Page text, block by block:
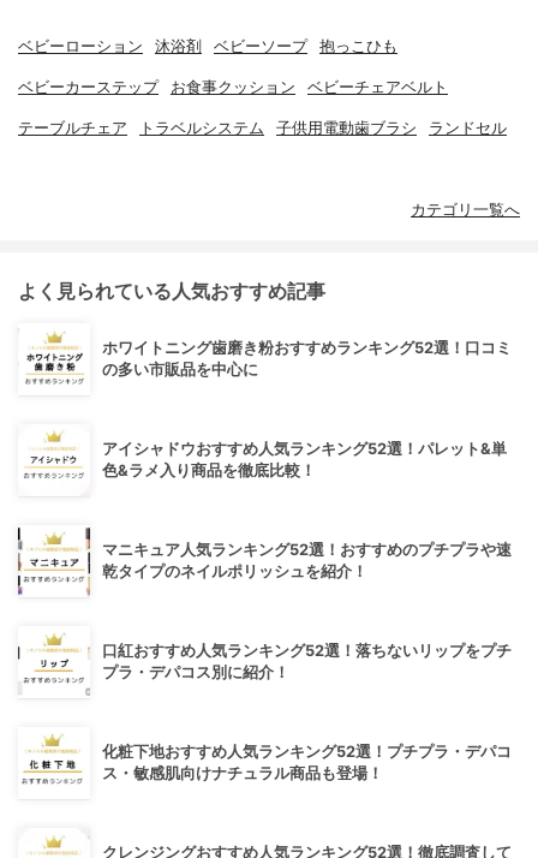
ベビーローション 沐浴剤 ベビーソープ 抱っこひも
ベビーカーステップ お食事クッション ベビーチェアベルト
テーブルチェア トラベルシステム 子供用電動歯ブラシ ランドセル
カテゴリ一覧へ
よく見られている人気おすすめ記事
ホワイトニング歯磨き粉おすすめランキング52選！口コミ
の多い市販品を中心に
アイシャドウおすすめ人気ランキング52選！パレット&単
色&ラメ入り商品を徹底比較！
マニキュア人気ランキング52選！おすすめのプチプラや速
乾タイプのネイルポリッシュを紹介！
口紅おすすめ人気ランキング52選！落ちないリップをプチ
プラ・デパコス別に紹介！
化粧下地おすすめ人気ランキング52選！プチプラ・デパコ
ス・敏感肌向けナチュラル商品も登場！
クレンジングおすすめ人気ランキング52選！徹底調査して